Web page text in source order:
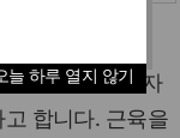
늘 하루 열지 않기
자가 진짜 부자
합니다. 근육을